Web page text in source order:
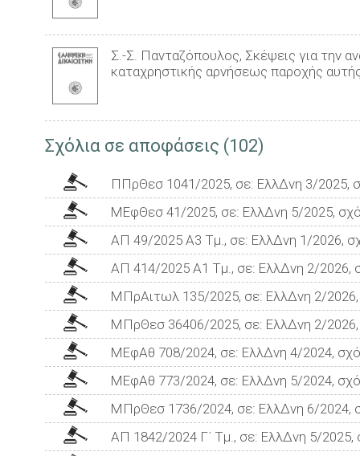
Σ.-Σ. Πανταζόπουλος, Σκέψεις για την
καταχρηστικής αρνήσεως παροχής
Σχόλια σε αποφάσεις (102)
ΠΠρΘεσ 1041/2025, σε: ΕλλΔνη 3/2025,
ΜΕφΘεσ 41/2025, σε: ΕλλΔνη 5/2025,
ΑΠ 49/2025 Α3 Τμ., σε: ΕλλΔνη 1/2026,
ΑΠ 414/2025 Α1 Τμ., σε: ΕλλΔνη 2/2026,
ΜΠρΑιτωλ 135/2025, σε: ΕλλΔνη 2/
ΜΠρΘεσ 36406/2025, σε: ΕλλΔνη 2/
ΜΕφΑθ 708/2024, σε: ΕλλΔνη 4/2024,
ΜΕφΑθ 773/2024, σε: ΕλλΔνη 5/2024,
ΜΠρΘεσ 1736/2024, σε: ΕλλΔνη 6/2024,
ΑΠ 1842/2024 Γ΄ Τμ., σε: ΕλλΔνη 5/